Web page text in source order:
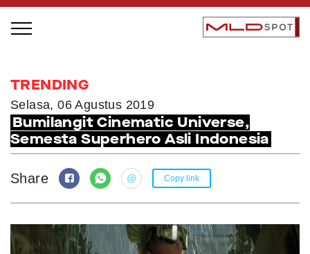
LOCAL GREATNESS
INSPIRING PEOPLE
INSPIRING PRODUCTS
INSPIRING PLACES
INSPIRING COMMUNITIES
TRENDING
EVENTS
TRENDING
Selasa, 06 Agustus 2019
Bumilangit Cinematic Universe,
Semesta Superhero Asli Indonesia
Share Copy link